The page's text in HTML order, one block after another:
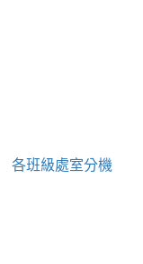
各班級處室分機